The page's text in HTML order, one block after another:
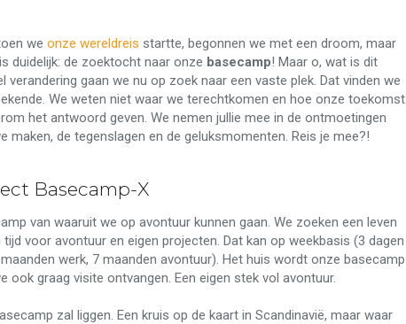
weonze wereldreis startte, begonnen we met een droom, maar
duidelijk: de zoektocht naar onze basecamp! Maar o, wat is dit
gaan we nu op zoek naar een vaste plek. Dat vinden we
We weten niet waar we terechtkomen en hoe onze toekomst
het antwoord geven. We nemen jullie mee in de ontmoetingen
maken, de tegenslagen en de geluksmomenten. Reis je mee?!
Basecamp-X
van waaruit we op avontuur kunnen gaan. We zoeken een leven
voor avontuur en eigen projecten. Dat kan op weekbasis (3 dagen
werk, 7 maanden avontuur). Het huis wordt onze basecamp
ook graag visite ontvangen. Een eigen stek vol avontuur.
zal liggen. Een kruis op de kaart in Scandinavië, maar waar